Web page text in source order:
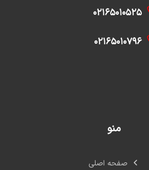
۰۲۱۶۵۰۱۰۵۲۵
۰۲۱۶۵۰۱۰۷۹۶
منو
صفحه اصلی